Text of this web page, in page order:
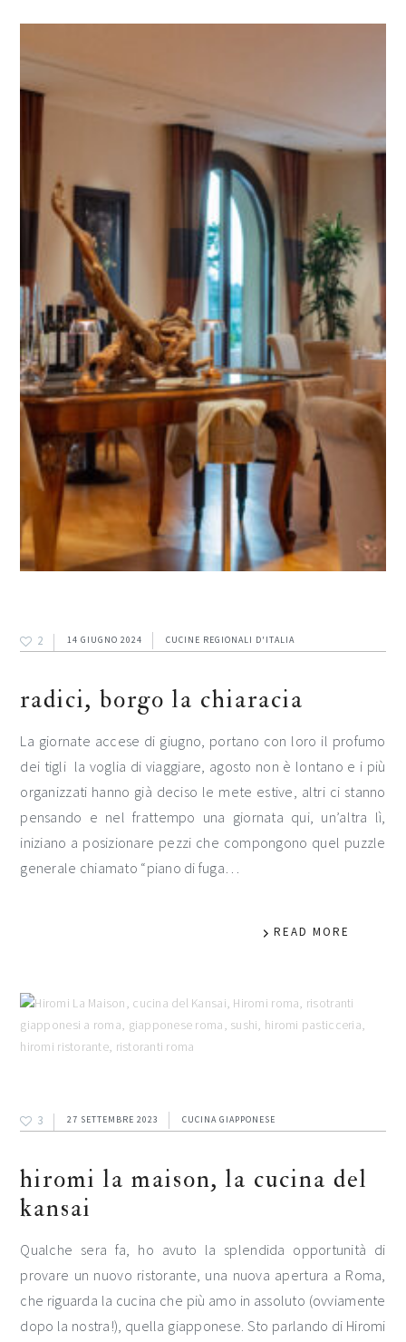
2 14 GIUGNO 2024 CUCINE REGIONALI D'ITALIA
radici, borgo la chiaracia
La giornate accese di giugno, portano con loro il profumo
dei tigli la voglia di viaggiare, agosto non è lontano e i più
organizzati hanno già deciso le mete estive, altri ci stanno
pensando e nel frattempo una giornata qui, un’altra lì,
iniziano a posizionare pezzi che compongono quel puzzle
generale chiamato “piano di fuga…
READ MORE
3 27 SETTEMBRE 2023 CUCINA GIAPPONESE
hiromi la maison, la cucina del
kansai
Qualche sera fa, ho avuto la splendida opportunità di
provare un nuovo ristorante, una nuova apertura a Roma,
che riguarda la cucina che più amo in assoluto (ovviamente
dopo la nostra!), quella giapponese. Sto parlando di Hiromi